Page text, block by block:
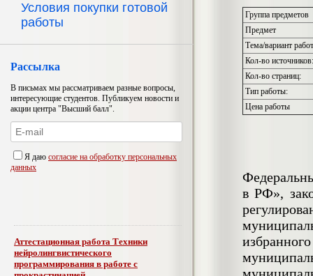
Условия покупки готовой
работы
Рассылка
В письмах мы рассматриваем разные вопросы,
интересующие студентов. Публикуем новости и
акции центра "Высший балл".
Я даю согласие на обработку персональных
данных
Аттестационная работа Техники
нейролингвистического
программирования в работе с
Группа предметов
Предмет
Тема/вариант
Кол-во источников:
Кол-во страниц:
Тип работы:
Цена работы
в РФ»,